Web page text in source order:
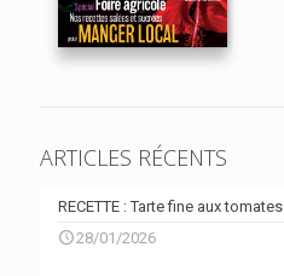
ARTICLES RÉCENTS
RECETTE : Tarte fine aux tomates
28/01/2026